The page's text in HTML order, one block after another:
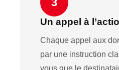
Un appel à
Chaque appel aux
par une instruction
vous que le